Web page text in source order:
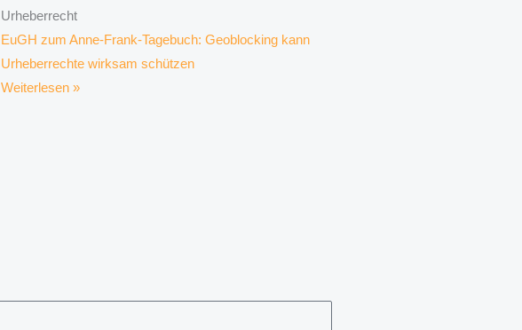
Urheberrecht
EuGH zum Anne-Frank-Tagebuch: Geoblocking kann
Urheberrechte wirksam schützen
Weiterlesen »